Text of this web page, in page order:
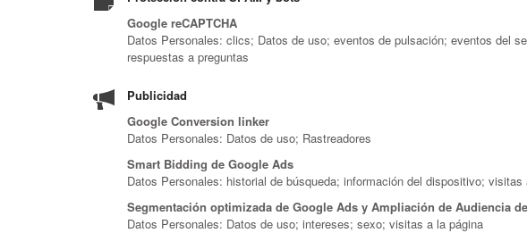
Google reCAPTCHA
Datos Personales: clics; Datos de uso; eventos de pulsación; eventos del
respuestas a preguntas
Publicidad
Google Conversion linker
Datos Personales: Datos de uso; Rastreadores
Smart Bidding de Google Ads
Datos Personales: historial de búsqueda; información del dispositivo; visitas
Segmentación optimizada de Google Ads y Ampliación de Audiencia
Datos Personales: Datos de uso; intereses; sexo; visitas a la página